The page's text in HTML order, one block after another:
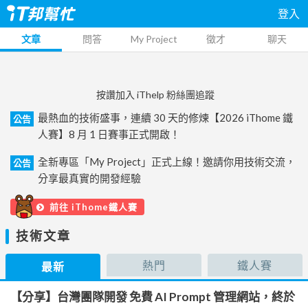
登入
文章 問答 My Project 徵才 聊天
按讚加入 iThelp 粉絲團追蹤
公告
最熱血的技術盛事，連續 30 天的修煉【2026 iThome 鐵
人賽】8 月 1 日賽事正式開啟！
公告
全新專區「My Project」正式上線！邀請你用技術交流，
分享最真實的開發經驗
前往 iThome鐵人賽
技術文章
最新 熱門 鐵人賽
【分享】台灣團隊開發 免費 AI Prompt 管理網站，終於